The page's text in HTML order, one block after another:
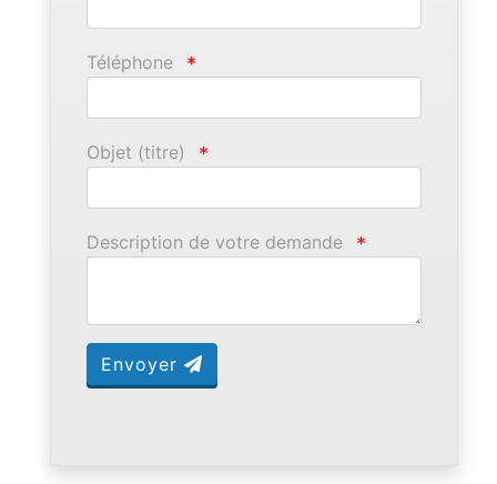
Téléphone *
Objet (titre) *
Description de votre demande *
Envoyer